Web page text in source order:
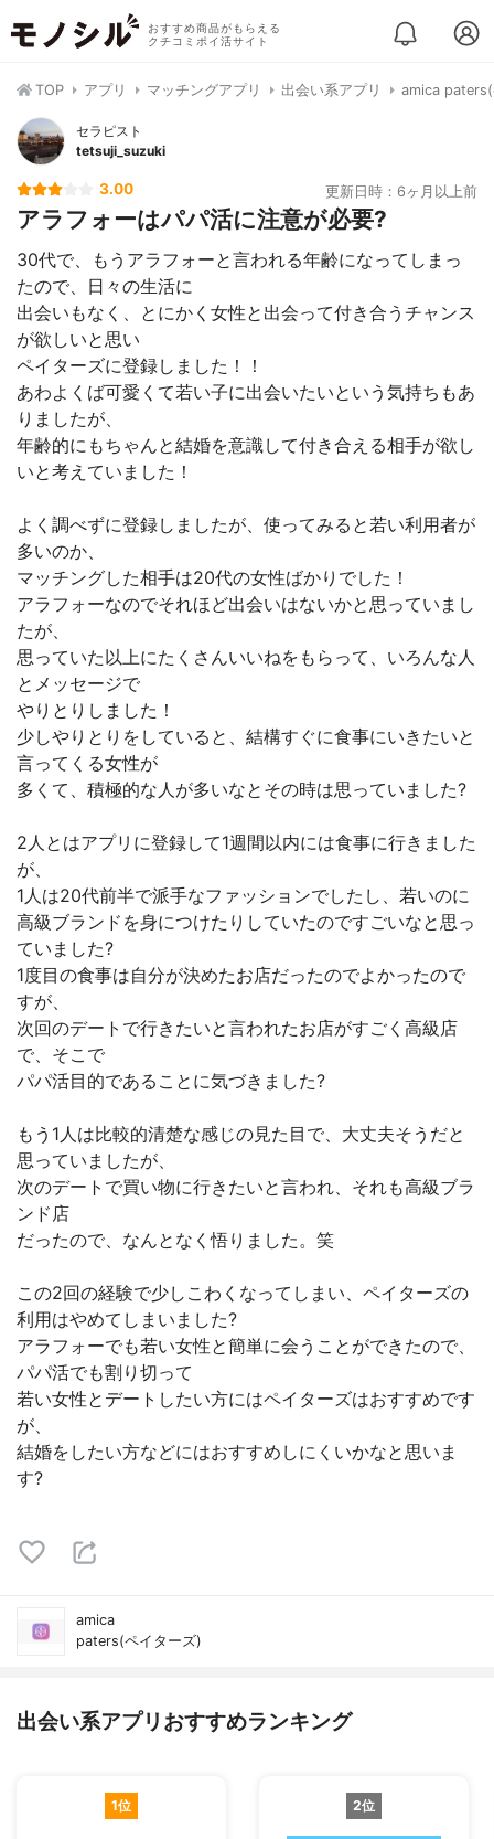
おすすめ商品がもらえる
クチコミポイ活サイト
TOP アプリ マッチングアプリ 出会い系アプリ amica
セラピスト
tetsuji_suzuki
3.00 更新日時：6ヶ月以上前
アラフォーはパパ活に注意が必要?
30代で、もうアラフォーと言われる年齢になってしまっ
たので、日々の生活に
出会いもなく、とにかく女性と出会って付き合うチャンス
が欲しいと思い
ペイターズに登録しました！！
あわよくば可愛くて若い子に出会いたいという気持ちもあ
りましたが、
年齢的にもちゃんと結婚を意識して付き合える相手が欲し
いと考えていました！
よく調べずに登録しましたが、使ってみると若い利用者が
多いのか、
マッチングした相手は20代の女性ばかりでした！
アラフォーなのでそれほど出会いはないかと思っていまし
たが、
思っていた以上にたくさんいいねをもらって、いろんな人
とメッセージで
やりとりしました！
少しやりとりをしていると、結構すぐに食事にいきたいと
言ってくる女性が
多くて、積極的な人が多いなとその時は思っていました?
2人とはアプリに登録して1週間以内には食事に行きました
が、
1人は20代前半で派手なファッションでしたし、若いのに
高級ブランドを身につけたりしていたのですごいなと思っ
ていました?
1度目の食事は自分が決めたお店だったのでよかったので
すが、
次回のデートで行きたいと言われたお店がすごく高級店
で、そこで
パパ活目的であることに気づきました?
もう1人は比較的清楚な感じの見た目で、大丈夫そうだと
思っていましたが、
次のデートで買い物に行きたいと言われ、それも高級ブラ
ンド店
だったので、なんとなく悟りました。笑
この2回の経験で少しこわくなってしまい、ペイターズの
利用はやめてしまいました?
アラフォーでも若い女性と簡単に会うことができたので、
パパ活でも割り切って
若い女性とデートしたい方にはペイターズはおすすめです
が、
結婚をしたい方などにはおすすめしにくいかなと思いま
す?
amica
paters(ペイターズ)
出会い系アプリおすすめランキング
1位 2位